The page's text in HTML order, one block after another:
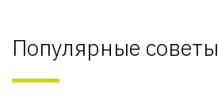
Популярные советы